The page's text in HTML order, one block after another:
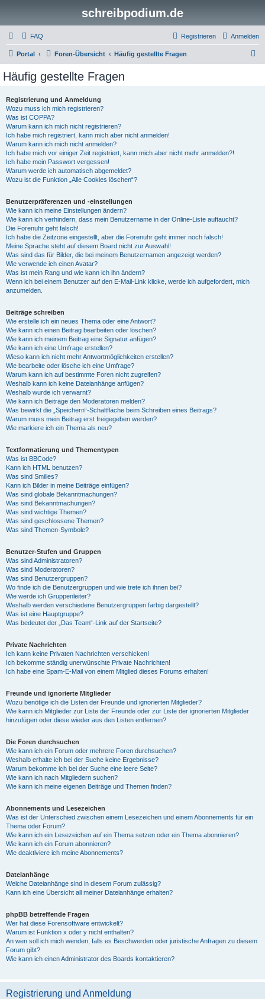
schreibpodium.de
FAQ Anmelden
Registrieren
Portal Foren-Übersicht Häufig gestellte Fragen
Häufig gestellte Fragen
Registrierung und Anmeldung
Wozu muss ich mich registrieren?
Was ist COPPA?
Warum kann ich mich nicht registrieren?
Ich habe mich registriert, kann mich aber nicht anmelden!
Warum kann ich mich nicht anmelden?
Ich habe mich vor einiger Zeit registriert, kann mich aber nicht mehr anmelden?!
Ich habe mein Passwort vergessen!
Warum werde ich automatisch abgemeldet?
Wozu ist die Funktion „Alle Cookies löschen“?
Benutzerpräferenzen und -einstellungen
Wie kann ich meine Einstellungen ändern?
Wie kann ich verhindern, dass mein Benutzername in der Online-Liste auftaucht?
Die Forenuhr geht falsch!
Ich habe die Zeitzone eingestellt, aber die Forenuhr geht immer noch falsch!
Meine Sprache steht auf diesem Board nicht zur Auswahl!
Was sind das für Bilder, die bei meinem Benutzernamen angezeigt werden?
Wie verwende ich einen Avatar?
Was ist mein Rang und wie kann ich ihn ändern?
Wenn ich bei einem Benutzer auf den E-Mail-Link klicke, werde ich aufgefordert, mich
anzumelden.
Beiträge schreiben
Wie erstelle ich ein neues Thema oder eine Antwort?
Wie kann ich einen Beitrag bearbeiten oder löschen?
Wie kann ich meinem Beitrag eine Signatur anfügen?
Wie kann ich eine Umfrage erstellen?
Wieso kann ich nicht mehr Antwortmöglichkeiten erstellen?
Wie bearbeite oder lösche ich eine Umfrage?
Warum kann ich auf bestimmte Foren nicht zugreifen?
Weshalb kann ich keine Dateianhänge anfügen?
Weshalb wurde ich verwarnt?
Wie kann ich Beiträge den Moderatoren melden?
Was bewirkt die „Speichern“-Schaltfläche beim Schreiben eines Beitrags?
Warum muss mein Beitrag erst freigegeben werden?
Wie markiere ich ein Thema als neu?
Textformatierung und Thementypen
Was ist BBCode?
Kann ich HTML benutzen?
Was sind Smilies?
Kann ich Bilder in meine Beiträge einfügen?
Was sind globale Bekanntmachungen?
Was sind Bekanntmachungen?
Was sind wichtige Themen?
Was sind geschlossene Themen?
Was sind Themen-Symbole?
Benutzer-Stufen und Gruppen
Was sind Administratoren?
Was sind Moderatoren?
Was sind Benutzergruppen?
Wo finde ich die Benutzergruppen und wie trete ich ihnen bei?
Wie werde ich Gruppenleiter?
Weshalb werden verschiedene Benutzergruppen farbig dargestellt?
Was ist eine Hauptgruppe?
Was bedeutet der „Das Team“-Link auf der Startseite?
Private Nachrichten
Ich kann keine Privaten Nachrichten verschicken!
Ich bekomme ständig unerwünschte Private Nachrichten!
Ich habe eine Spam-E-Mail von einem Mitglied dieses Forums erhalten!
Freunde und ignorierte Mitglieder
Wozu benötige ich die Listen der Freunde und ignorierten Mitglieder?
Wie kann ich Mitglieder zur Liste der Freunde oder zur Liste der ignorierten Mitglieder
hinzufügen oder diese wieder aus den Listen entfernen?
Die Foren durchsuchen
Wie kann ich ein Forum oder mehrere Foren durchsuchen?
Weshalb erhalte ich bei der Suche keine Ergebnisse?
Warum bekomme ich bei der Suche eine leere Seite?
Wie kann ich nach Mitgliedern suchen?
Wie kann ich meine eigenen Beiträge und Themen finden?
Abonnements und Lesezeichen
Was ist der Unterschied zwischen einem Lesezeichen und einem Abonnements für ein
Thema oder Forum?
Wie kann ich ein Lesezeichen auf ein Thema setzen oder ein Thema abonnieren?
Wie kann ich ein Forum abonnieren?
Wie deaktiviere ich meine Abonnements?
Dateianhänge
Welche Dateianhänge sind in diesem Forum zulässig?
Kann ich eine Übersicht all meiner Dateianhänge erhalten?
phpBB betreffende Fragen
Wer hat diese Forensoftware entwickelt?
Warum ist Funktion x oder y nicht enthalten?
An wen soll ich mich wenden, falls es Beschwerden oder juristische Anfragen zu diesem
Forum gibt?
Wie kann ich einen Administrator des Boards kontaktieren?
Registrierung und Anmeldung